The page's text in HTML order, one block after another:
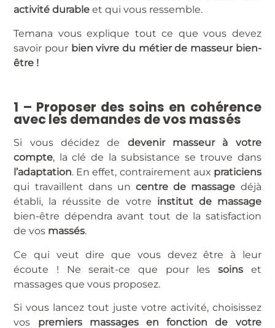
activité durable et qui vous ressemble.
Temana vous explique tout ce que vous devez
savoir pour bien vivre du métier de masseur bien-
être !
1 – Proposer des soins en cohérence
avec les demandes de vos massés
Si vous décidez de devenir masseur à votre
compte, la clé de la subsistance se trouve dans
l’adaptation. En effet, contrairement aux praticiens
qui travaillent dans uncentre de massage déjà
établi, la réussite de votre institut de massage
bien-être dépendra avant tout de la satisfaction
de vos massés.
Ce qui veut dire que vous devez être à leur
écoute ! Ne serait-ce que pour les soinset
massages que vous proposez.
Si vous lancez tout juste votre activité, choisissez
vos premiers massages en fonction de votre